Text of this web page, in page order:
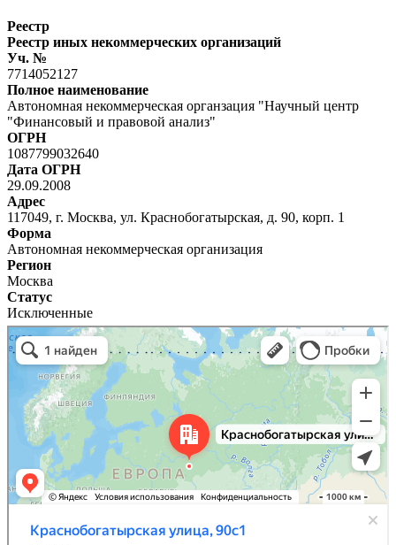
Реестр
Реестр иных некоммерческих организаций
Уч. №
7714052127
Полное наименование
Автономная некоммерческая органзация "Научный центр
"Финансовый и правовой анализ"
ОГРН
1087799032640
Дата ОГРН
29.09.2008
Адрес
117049, г. Москва, ул. Краснобогатырская, д. 90, корп. 1
Форма
Автономная некоммерческая организация
Регион
Москва
Статус
Исключенные